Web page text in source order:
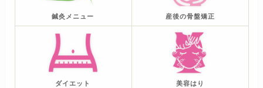
鍼灸メニュー 産後の骨盤矯正
ダイエット 美容はり